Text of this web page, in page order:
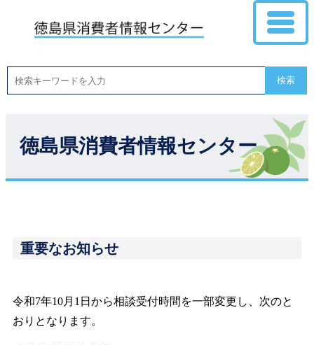
検索
徳島県消費者情報センター
重要なお知らせ
令和7年10月1日から相談受付時間を一部変更し、次のと
おりとなります。